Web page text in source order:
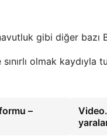
gibi diğer bazı
olmak
–